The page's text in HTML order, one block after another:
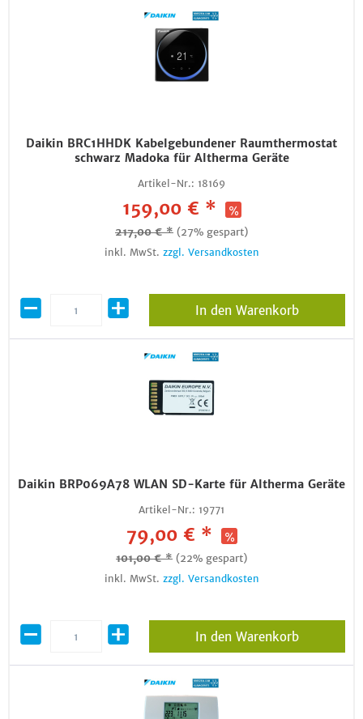
Daikin BRC1HHDK Kabelgebundener Raumthermostat
schwarz Madoka für Altherma Geräte
Artikel-Nr.: 18169
159,00 € *
217,00 € * (27% gespart)
inkl. MwSt. zzgl. Versandkosten
In den Warenkorb
Daikin BRP069A78 WLAN SD-Karte für Altherma Geräte
Artikel-Nr.: 19771
79,00 € *
101,00 € * (22% gespart)
inkl. MwSt. zzgl. Versandkosten
In den Warenkorb